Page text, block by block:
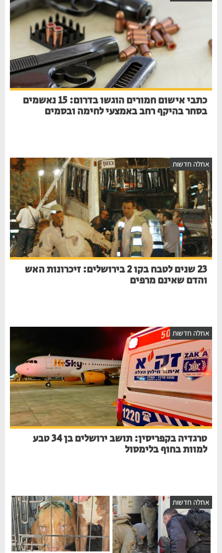
כתבי אישום חמורים הוגשו בדרום: 15 נאשמים
בסחר בהיקף רחב באמצעי לחימה ובסמים
חדשות
23 שנים לטבח בקו 2 בירושלים: זיכרונות האש
והדם שאינם מרפים
חדשות
טרגדיה בקפריסין: תושב ירושלים בן 34 טבע
למוות בחוף בלימסול
חדשות